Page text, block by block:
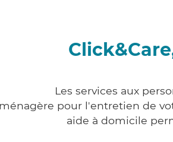
Les services aux
pour l'entretien de
aide à domicile